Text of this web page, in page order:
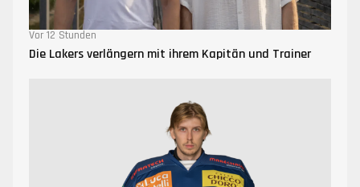
Vor 12 Stunden
Die Lakers verlängern mit ihrem Kapitän und Trainer